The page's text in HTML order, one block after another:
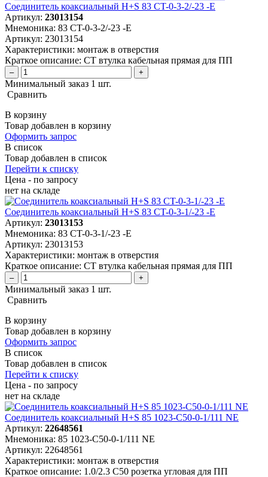
Соединитель коаксиальный H+S 83 CT-0-3-2/-23 -E
Артикул: 23013154
Мнемоника: 83 CT-0-3-2/-23 -E
Артикул: 23013154
Характеристики: монтаж в отверстия
Краткое описание: CT втулка кабельная прямая для ПП
– +
Минимальный заказ 1 шт.
Сравнить
В корзину
Товар добавлен в корзину
Оформить запрос
В список
Товар добавлен в список
Перейти к списку
Цена - по запросу
нет на складе
Соединитель коаксиальный H+S 83 CT-0-3-1/-23 -E
Артикул: 23013153
Мнемоника: 83 CT-0-3-1/-23 -E
Артикул: 23013153
Характеристики: монтаж в отверстия
Краткое описание: CT втулка кабельная прямая для ПП
– +
Минимальный заказ 1 шт.
Сравнить
В корзину
Товар добавлен в корзину
Оформить запрос
В список
Товар добавлен в список
Перейти к списку
Цена - по запросу
нет на складе
Соединитель коаксиальный H+S 85 1023-C50-0-1/111 NE
Артикул: 22648561
Мнемоника: 85 1023-C50-0-1/111 NE
Артикул: 22648561
Характеристики: монтаж в отверстия
Краткое описание: 1.0/2.3 C50 розетка угловая для ПП